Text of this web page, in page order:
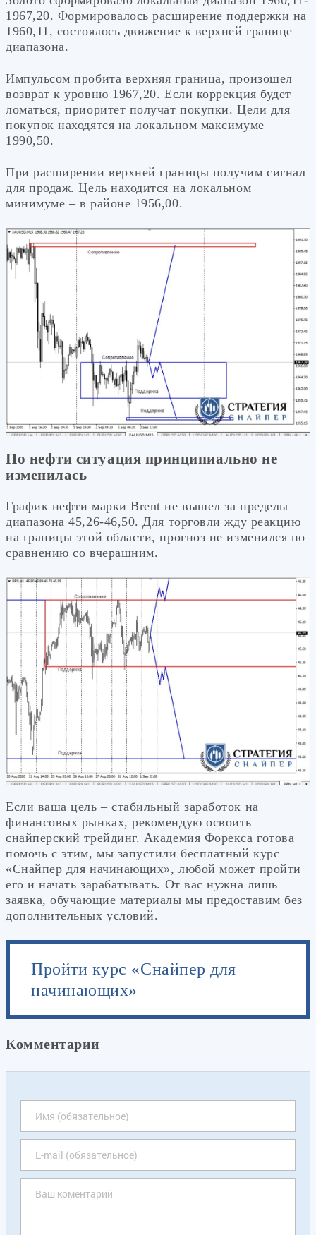
1967,20. Формировалось расширение поддержки на
1960,11, состоялось движение к верхней границе
диапазона.
Импульсом пробита верхняя граница, произошел
возврат к уровню 1967,20. Если коррекция будет
ломаться, приоритет получат покупки. Цели для
покупок находятся на локальном максимуме
1990,50.
При расширении верхней границы получим сигнал
для продаж. Цель находится на локальном
минимуме – в районе 1956,00.
По нефти ситуация принципиально не
изменилась
График нефти марки Brent не вышел за пределы
диапазона 45,26-46,50. Для торговли жду реакцию
на границы этой области, прогноз не изменился по
сравнению со вчерашним.
Если ваша цель – стабильный заработок на
финансовых рынках, рекомендую освоить
снайперский трейдинг. Академия Форекса готова
помочь с этим, мы запустили бесплатный курс
«Снайпер для начинающих», любой может пройти
его и начать зарабатывать. От вас нужна лишь
заявка, обучающие материалы мы предоставим без
дополнительных условий.
Пройти курс «Снайпер для
начинающих»
Комментарии